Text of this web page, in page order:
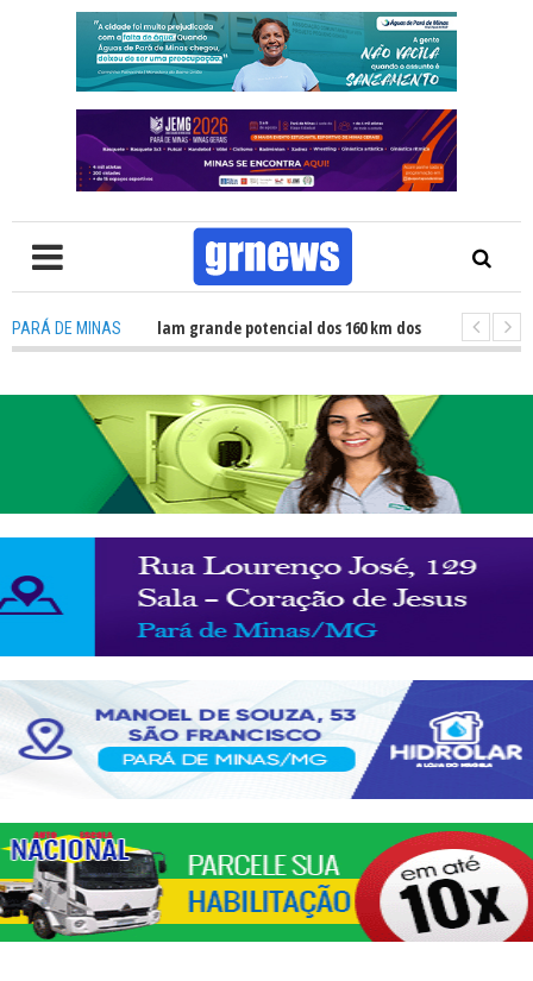
PARÁ DE MINAS
TV: Atletas revelam grande potencial dos 160 km dos Caminhos do